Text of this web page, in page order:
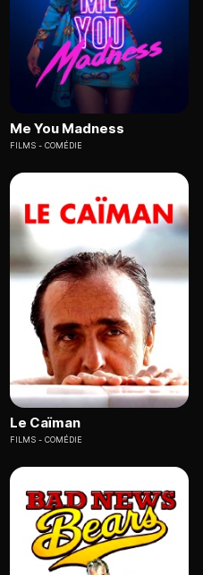
Me You Madness
FILMS COMÉDIE
Le Caïman
FILMS COMÉDIE